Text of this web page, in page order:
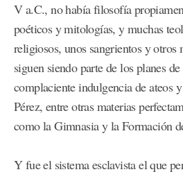
V a.C., no había filosofía
poéticos y mitologías, y muchas
religiosos, unos sangrientos y otros
siguen siendo parte de los planes
complaciente indulgencia de ateos
Pérez, entre otras materias
como la Gimnasia y la Formación
Y fue el sistema esclavista el que